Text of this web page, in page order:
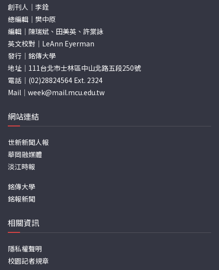
創刊人｜李銓
總編輯｜樊中原
編輯｜陳瑞斌、田美英、許棠詠
英文校對｜LeAnn Eyerman
發行｜銘傳大學
地址｜111台北市士林區中山北路五段250號
電話｜(02)28824564 Ext. 2324
Mail｜ week@mail.mcu.edu.tw
網站連結
世新新聞人報
華岡融媒體
淡江時報
銘傳大學
銘報新聞
相關資訊
隱私權聲明
校園記者規章